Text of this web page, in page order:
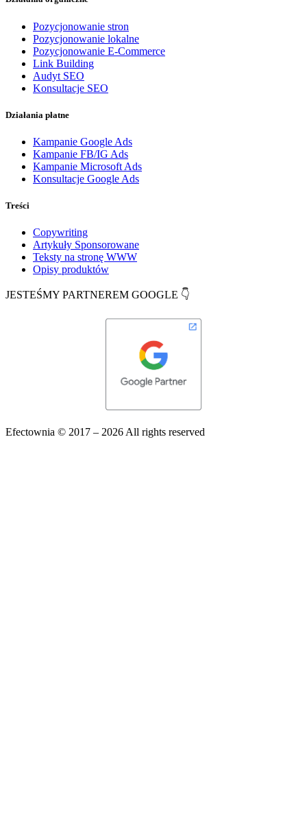
Pozycjonowanie stron
Pozycjonowanie lokalne
Pozycjonowanie E-Commerce
Link Building
Audyt SEO
Konsultacje SEO
Działania płatne
Kampanie Google Ads
Kampanie FB/IG Ads
Kampanie Microsoft Ads
Konsultacje Google Ads
Treści
Copywriting
Artykuły Sponsorowane
Teksty na stronę WWW
Opisy produktów
JESTEŚMY PARTNEREM GOOGLE 👇
Efectownia © 2017 – 2026 All rights reserved